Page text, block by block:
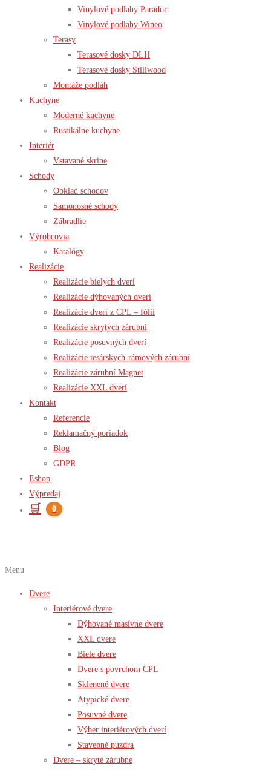
Vinylové podlahy Parador
Vinylové podlahy Wineo
Terasy
Terasové dosky DLH
Terasové dosky Stillwood
Montáže podláh
Kuchyne
Moderné kuchyne
Rustikálne kuchyne
Interiér
Vstavané skrine
Schody
Obklad schodov
Samonosné schody
Zábradlie
Výrobcovia
Katalógy
Realizácie
Realizácie bielych dverí
Realizácie dýhovaných dverí
Realizácie dverí z CPL – fólií
Realizácie skrytých zárubní
Realizácie posuvných dverí
Realizácie tesárskych-rámových zárubní
Realizácie zárubní Magnet
Realizácie XXL dverí
Kontakt
Referencie
Reklamačný poriadok
Blog
GDPR
Eshop
Výpredaj
🛒 0
Menu
Dvere
Interiérové dvere
Dýhované masívne dvere
XXL dvere
Biele dvere
Dvere s povrchom CPL
Sklenené dvere
Atypické dvere
Posuvné dvere
Výber interiérových dverí
Stavebné púzdra
Dvere – skryté zárubne